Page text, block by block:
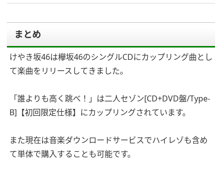
まとめ
けやき坂46は欅坂46のシングルCDにカップリング曲とし
て楽曲をリリースしてきました。
「誰よりも高く跳べ！」は二人セゾン[CD+DVD盤/Type-
B]【初回限定仕様】にカップリングされています。
また現在は音楽ダウンロードサービスでハイレゾも含め
て単体で購入することも可能です。